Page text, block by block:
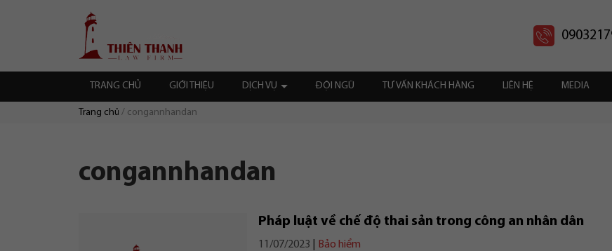
Trang
chủ
TRANG CHỦ GIỚI THIỆU DỊCH VỤ ĐỘI NGŨ TƯ VẤN KHÁCH HÀNG LIÊN HỆ MEDIA
Duyệt:
Trang chủ congannhandan
congannhandan
Pháp luật về chế độ thai sản trong công an nhân dân
11/07/2023
Bảo hiểm